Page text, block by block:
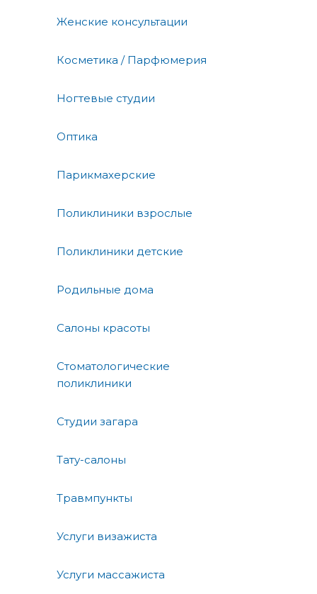
Женские консультации
Косметика / Парфюмерия
Ногтевые студии
Оптика
Парикмахерские
Поликлиники взрослые
Поликлиники детские
Родильные дома
Салоны красоты
Стоматологические
поликлиники
Студии загара
Тату-салоны
Травмпункты
Услуги визажиста
Услуги массажиста